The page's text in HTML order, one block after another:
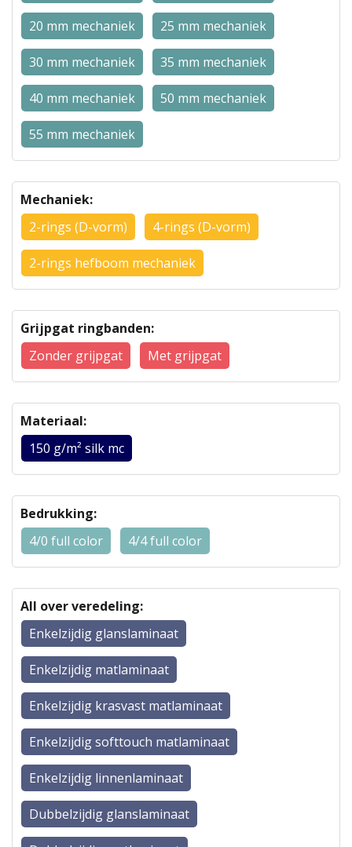
20 mm mechaniek 25 mm mechaniek
30 mm mechaniek 35 mm mechaniek
40 mm mechaniek 50 mm mechaniek
55 mm mechaniek
Mechaniek:
2-rings (D-vorm)
4-rings (D-vorm)
2-rings hefboom mechaniek
Grijpgat ringbanden:
Zonder grijpgat
Met grijpgat
Materiaal:
150 g/m² silk mc
Bedrukking:
4/0 full color
4/4 full color
All over veredeling:
Enkelzijdig glanslaminaat
Enkelzijdig matlaminaat
Enkelzijdig krasvast matlaminaat
Enkelzijdig softtouch matlaminaat
Enkelzijdig linnenlaminaat
Dubbelzijdig glanslaminaat